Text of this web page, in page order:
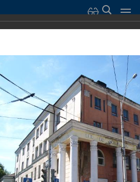
и сооружения
и сооружения